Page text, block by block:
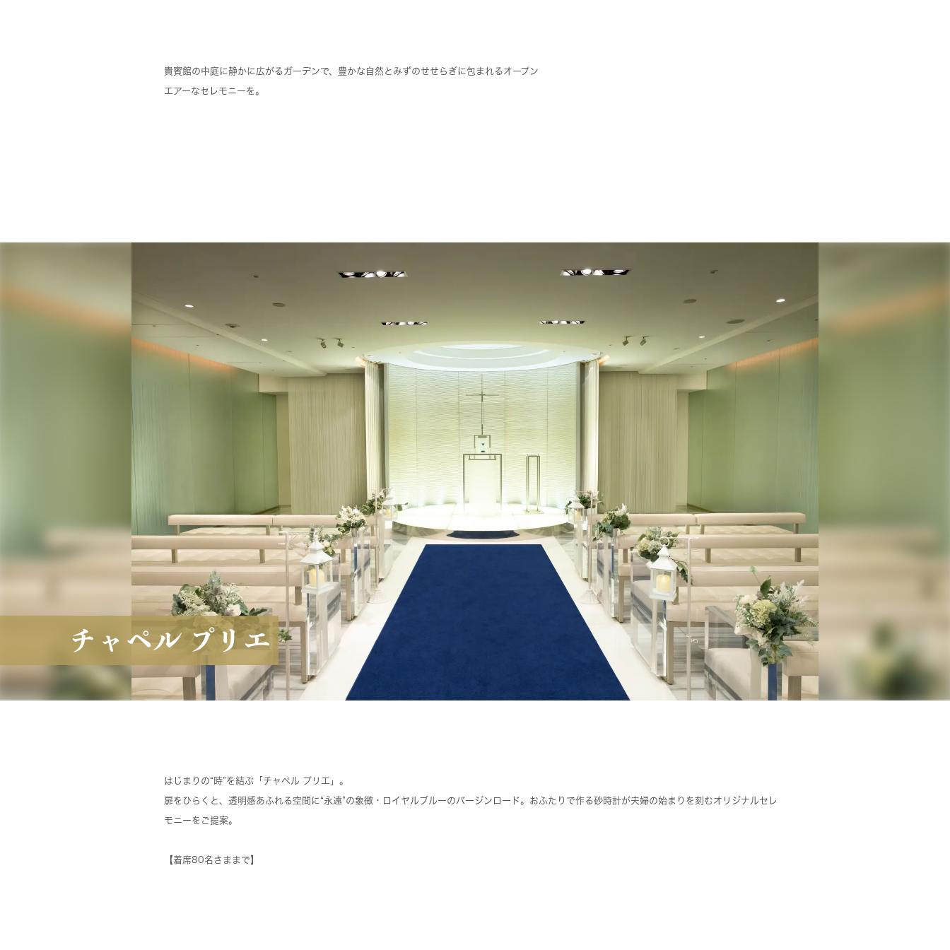
貴賓館の中庭に静かに広がるガーデンで、豊かな自然とみずのせせらぎに包まれるオープン
エアーなセレモニーを。
チャペル プリエ
はじまりの“時”を結ぶ「チャペル プリエ」。
扉をひらくと、透明感あふれる空間に“永遠”の象徴・ロイヤルブルーのバージンロード。おふたりで作る砂時計が夫婦の始まりを刻むオリジナルセレ
モニーをご提案。
【着席80名さままで】